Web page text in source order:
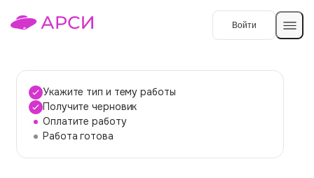
Войти
Темы работ
О сервисе
Укажите тип и тему работы
Получите черновик
Оплатите работу
Работа готова